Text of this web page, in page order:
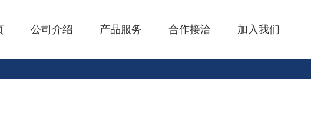
公司介绍 产品服务 合作接洽 加入我们